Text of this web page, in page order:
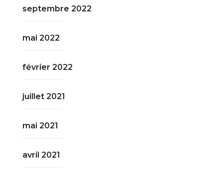
septembre 2022
mai 2022
février 2022
juillet 2021
mai 2021
avril 2021